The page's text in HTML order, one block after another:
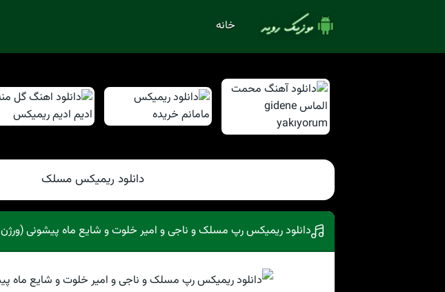
خانه
دانلود ریمیکس مسلک
دانلود ریمیکس رپ مسلک و ناجی و امیر خلوت و شایع ماه پیشونی (ورژن ۸ بعدی)